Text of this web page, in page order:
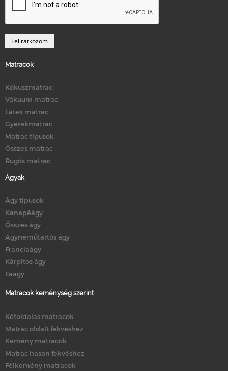
Matracok
Kókuszmatrac
Vákuum matrac
Latex matrac
Gyerekmatrac
Matrac típusok
Összes matrac
Rugós matrac
Ágyak
Ágy típusok
Kanapéágy
Összes ágy
Ágyneműtartós ágy
Franciaágy
Kárpitos ágy
Faágy
Matracok keménység szerint
Kétoldalas matracok
Matrac oldalt fekvéshez
Kemény matracok
Matrac hason fekvéshez
Félkemény matracok